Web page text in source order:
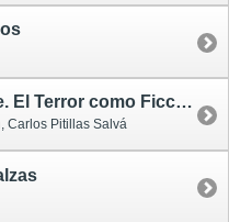
Soy lo Que me Persigue. El Terror como Ficción del Trauma
Carlos Pitillas Salvá